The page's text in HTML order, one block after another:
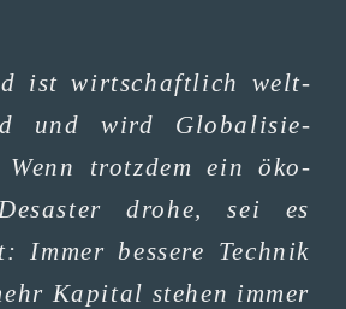
ist wirt­schaft­lich welt­
und wird Glo­ba­li­sie­
Wenn trotz­dem ein öko­
dro­he, sei es
Immer bes­se­re Tech­nik
Kapi­tal ste­hen immer